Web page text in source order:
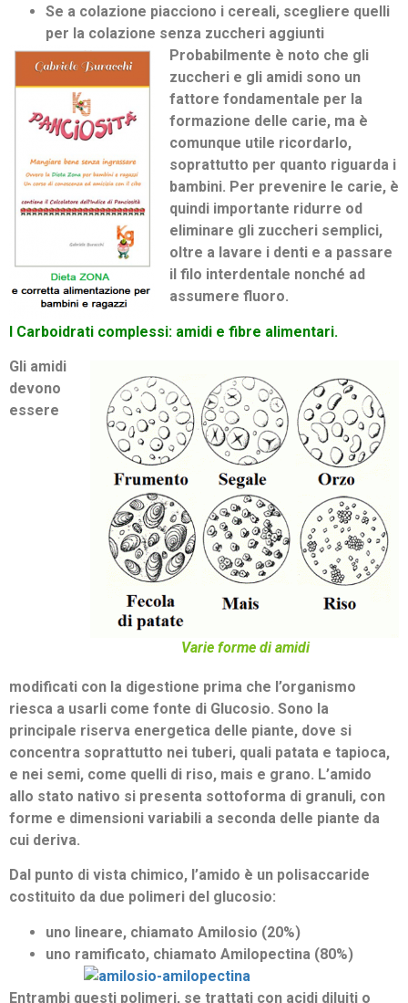
Se a colazione piacciono i cereali, scegliere quelli
per la colazione senza zuccheri aggiunti
Probabilmente è noto che gli
zuccheri e gli amidi sono un
fattore fondamentale per la
formazione delle carie, ma è
comunque utile ricordarlo,
soprattutto per quanto riguarda i
bambini. Per prevenire le carie, è
quindi importante ridurre od
eliminare gli zuccheri semplici,
oltre a lavare i denti e a passare
il filo interdentale nonché ad
assumere fluoro.
I Carboidrati complessi: amidi e fibre alimentari.
Varie forme di amidi
Gli amidi
devono
essere
modificati con la digestione prima che l’organismo
riesca a usarli come fonte di Glucosio. Sono la
principale riserva energetica delle piante, dove si
concentra soprattutto nei tuberi, quali patata e tapioca,
e nei semi, come quelli di riso, mais e grano. L’amido
allo stato nativo si presenta sottoforma di granuli, con
forme e dimensioni variabili a seconda delle piante da
cui deriva.
Dal punto di vista chimico, l’amido è un polisaccaride
costituito da due polimeri del glucosio:
uno lineare, chiamato Amilosio (20%)
uno ramificato, chiamato Amilopectina (80%)
Entrambi questi polimeri, se trattati con acidi diluiti o